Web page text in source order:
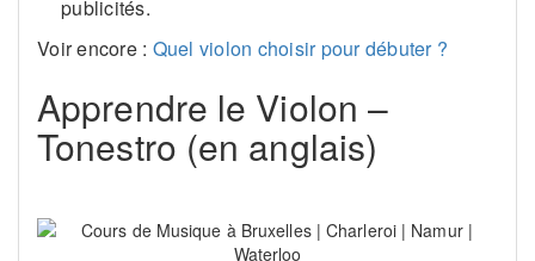
publicités.
Voir encore : Quel violon choisir pour débuter ?
Apprendre le Violon –
Tonestro (en anglais)